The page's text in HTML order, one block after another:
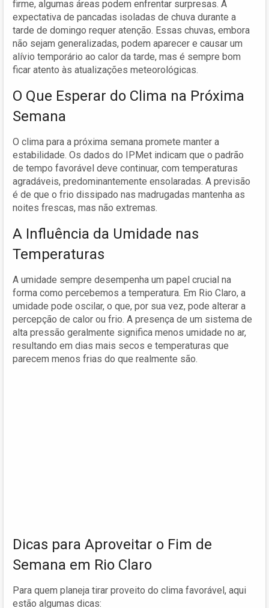
firme, algumas áreas podem enfrentar surpresas. A
expectativa de pancadas isoladas de chuva durante a
tarde de domingo requer atenção. Essas chuvas, embora
não sejam generalizadas, podem aparecer e causar um
alívio temporário ao calor da tarde, mas é sempre bom
ficar atento às atualizações meteorológicas.
O Que Esperar do Clima na Próxima
Semana
O clima para a próxima semana promete manter a
estabilidade. Os dados do IPMet indicam que o padrão
de tempo favorável deve continuar, com temperaturas
agradáveis, predominantemente ensolaradas. A previsão
é de que o frio dissipado nas madrugadas mantenha as
noites frescas, mas não extremas.
A Influência da Umidade nas
Temperaturas
A umidade sempre desempenha um papel crucial na
forma como percebemos a temperatura. Em Rio Claro, a
umidade pode oscilar, o que, por sua vez, pode alterar a
percepção de calor ou frio. A presença de um sistema de
alta pressão geralmente significa menos umidade no ar,
resultando em dias mais secos e temperaturas que
parecem menos frias do que realmente são.
Dicas para Aproveitar o Fim de
Semana em Rio Claro
Para quem planeja tirar proveito do clima favorável, aqui
estão algumas dicas: